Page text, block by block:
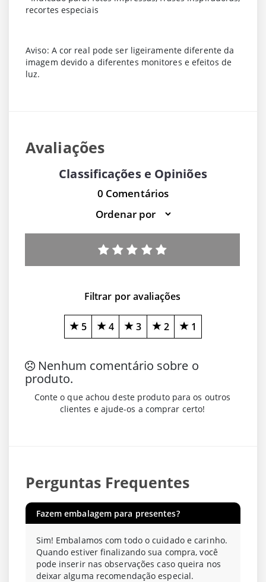
recortes especiais
Aviso: A cor real pode ser ligeiramente diferente da
imagem devido a diferentes monitores e efeitos de
luz.
Avaliações
Classificações e Opiniões
0 Comentários
Filtrar por avaliações
5 4 3 2 1
Nenhum comentário sobre o
produto.
Conte o que achou deste produto para os outros
clientes e ajude-os a comprar certo!
Perguntas Frequentes
Fazem embalagem para presentes?
Sim! Embalamos com todo o cuidado e carinho.
Quando estiver finalizando sua compra, você
pode inserir nas observações caso queira nos
deixar alguma recomendação especial.